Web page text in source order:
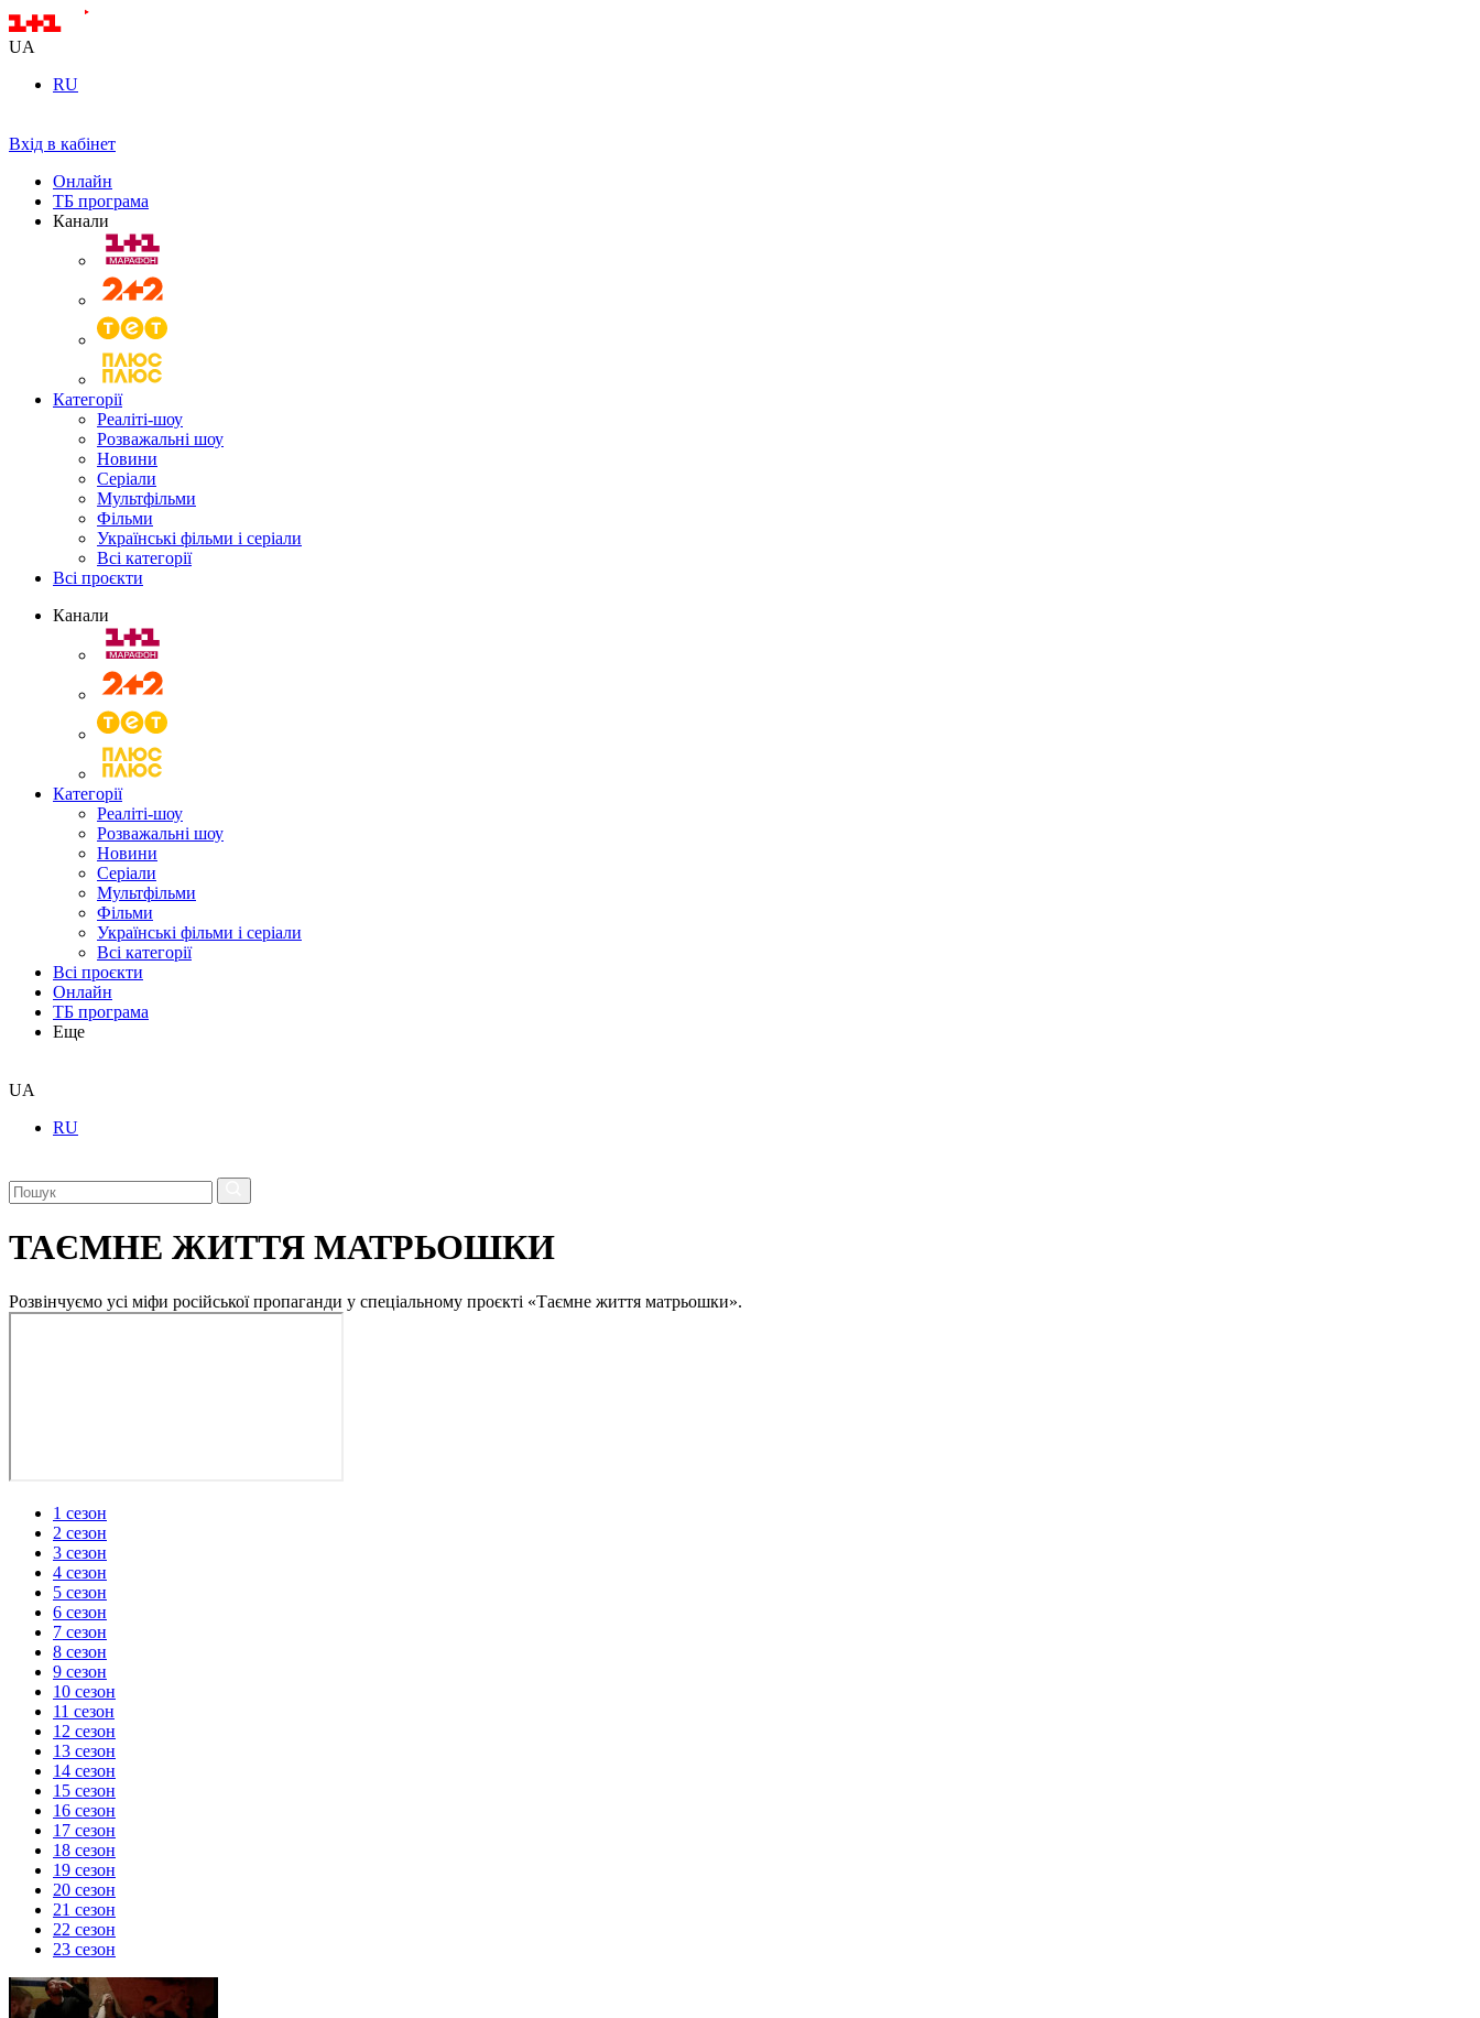
UA
RU
Вхід в кабінет
Онлайн
ТБ програма
Канали
Категорії
Реаліті-шоу
Розважальні шоу
Новини
Серіали
Мультфільми
Фільми
Українські фільми і серіали
Всі категорії
Всі проєкти
Канали
Категорії
Реаліті-шоу
Розважальні шоу
Новини
Серіали
Мультфільми
Фільми
Українські фільми і серіали
Всі категорії
Всі проєкти
Онлайн
ТБ програма
Еще
UA
RU
ТАЄМНЕ ЖИТТЯ МАТРЬОШКИ
Розвінчуємо усі міфи російської пропаганди у спеціальному проєкті «Таємне життя матрьошки».
1 сезон
2 сезон
3 сезон
4 сезон
5 сезон
6 сезон
7 сезон
8 сезон
9 сезон
10 сезон
11 сезон
12 сезон
13 сезон
14 сезон
15 сезон
16 сезон
17 сезон
18 сезон
19 сезон
20 сезон
21 сезон
22 сезон
23 сезон